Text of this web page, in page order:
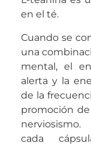
en el té.
Cuando se
una
mental, el
alerta y la
de la
promoción
cada